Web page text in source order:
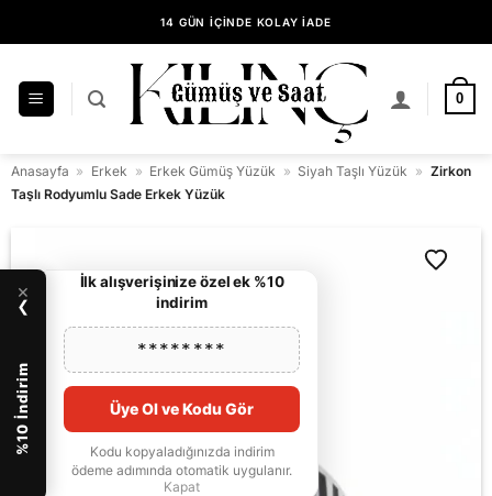
atla
14 GÜN İÇİNDE KOLAY İADE
0
Anasayfa » Erkek » Erkek Gümüş Yüzük » Siyah Taşlı Yüzük » Zirkon
Taşlı Rodyumlu Sade Erkek Yüzük
×
❯
%10 İndirim
İlk alışverişinize özel ek %10
indirim
********
Üye Ol ve Kodu Gör
Kodu kopyaladığınızda indirim
ödeme adımında otomatik uygulanır.
Kapat